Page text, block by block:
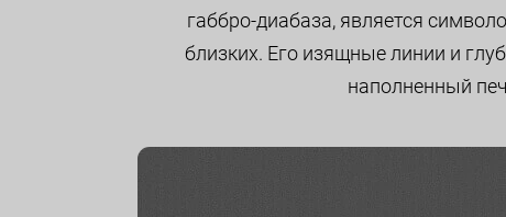
габбро-диабаза, является
близких. Его изящные линии и
наполненный